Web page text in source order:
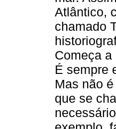
Atlântico,
chamado
Começa
É sempre
Mas não
que se